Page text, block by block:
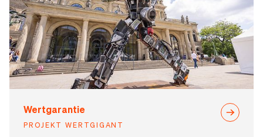
Wertgarantie
PROJEKT WERTGIGANT